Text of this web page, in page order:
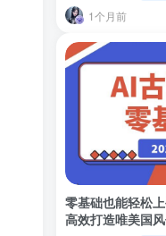
1个月前
零基础也能轻松
高效打造唯美国